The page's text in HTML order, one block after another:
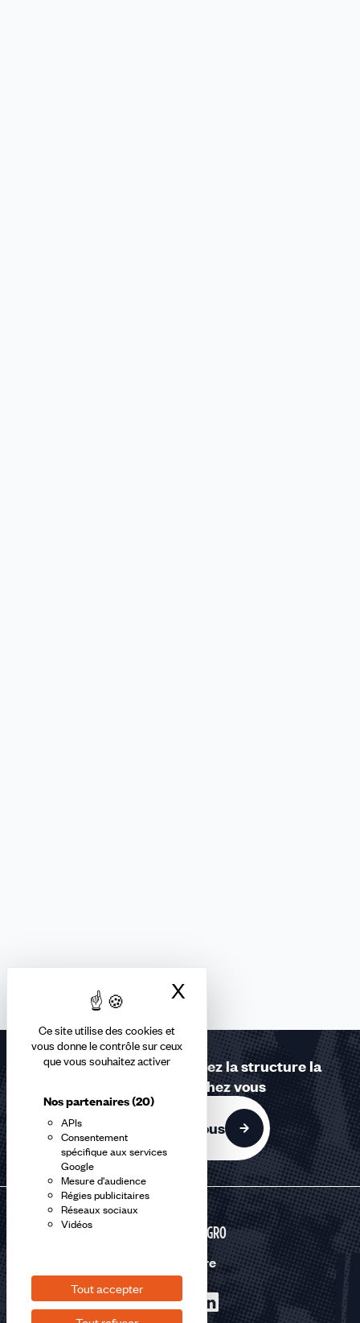
Ce site utilise des cookies et
vous donne le contrôle sur ceux
que vous souhaitez activer
Nos partenaires(20)
APIs
Consentement
spécifique aux services
Google
Mesure d'audience
Régies publicitaires
Réseaux sociaux
Vidéos
Tout accepter
X
Contactez-nous ou trouvez la structure la
plus proche de chez vous
Contactez-nous
AGRI-AGRO
Nous suivre